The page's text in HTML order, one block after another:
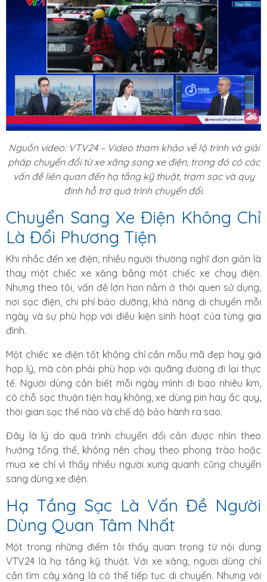
Nguồn video: VTV24 – Video tham khảo về lộ trình và giải
pháp chuyển đổi từ xe xăng sang xe điện, trong đó có các
vấn đề liên quan đến hạ tầng kỹ thuật, trạm sạc và quy
định hỗ trợ quá trình chuyển đổi.
Chuyển Sang Xe Điện Không Chỉ
Là Đổi Phương Tiện
Khi nhắc đến xe điện, nhiều người thường nghĩ đơn giản là
thay một chiếc xe xăng bằng một chiếc xe chạy điện.
Nhưng theo tôi, vấn đề lớn hơn nằm ở thói quen sử dụng,
nơi sạc điện, chi phí bảo dưỡng, khả năng di chuyển mỗi
ngày và sự phù hợp với điều kiện sinh hoạt của từng gia
đình.
Một chiếc xe điện tốt không chỉ cần mẫu mã đẹp hay giá
hợp lý, mà còn phải phù hợp với quãng đường đi lại thực
tế. Người dùng cần biết mỗi ngày mình đi bao nhiêu km,
có chỗ sạc thuận tiện hay không, xe dùng pin hay ắc quy,
thời gian sạc thế nào và chế độ bảo hành ra sao.
Đây là lý do quá trình chuyển đổi cần được nhìn theo
hướng tổng thể, không nên chạy theo phong trào hoặc
mua xe chỉ vì thấy nhiều người xung quanh cũng chuyển
sang dùng xe điện.
Hạ Tầng Sạc Là Vấn Đề Người
Dùng Quan Tâm Nhất
Một trong những điểm tôi thấy quan trọng từ nội dung
VTV24 là hạ tầng kỹ thuật. Với xe xăng, người dùng chỉ
cần tìm cây xăng là có thể tiếp tục di chuyển. Nhưng với